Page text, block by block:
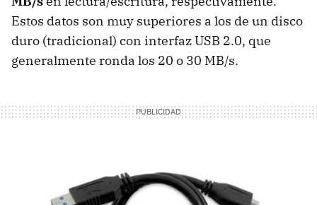
Estos datos son muy superiores a los de un disco
duro (tradicional) con interfazUSB 2.0, que
generalmente ronda los 20 o 30 MB/s.